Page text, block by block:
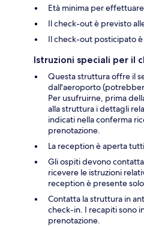
Età minima per
Il check-out è previsto
Il check-out posticipato
Istruzioni speciali per il
Questa struttura offre il
dall'aeroporto
Per usufruirne, prima
alla struttura i dettagli
indicati nella conferma
prenotazione.
La reception è aperta
Gli ospiti devono
ricevere le istruzioni
reception è presente
Contatta la struttura in
check-in. I recapiti sono
prenotazione.